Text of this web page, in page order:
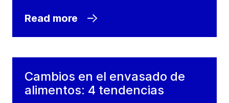
Read more
Cambios en el envasado de
alimentos: 4 tendencias